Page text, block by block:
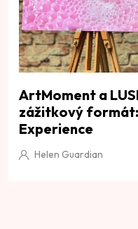
ArtMoment a
zážitkový
Experience
Helen Guardian